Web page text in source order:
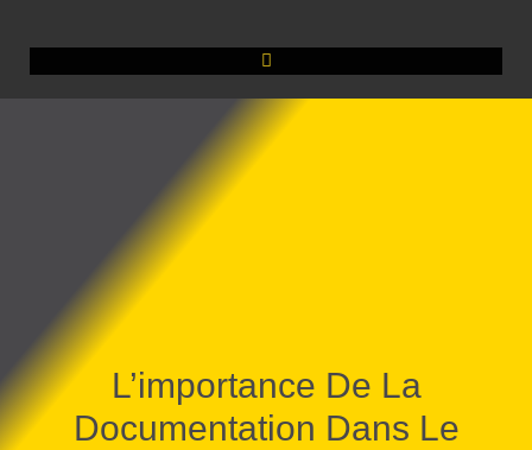
L’importance De La
Documentation Dans Le